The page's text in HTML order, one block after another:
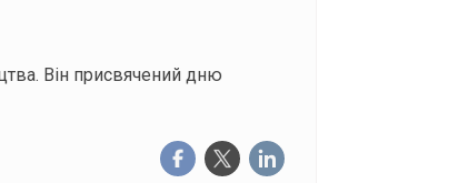
Він присвячений дню